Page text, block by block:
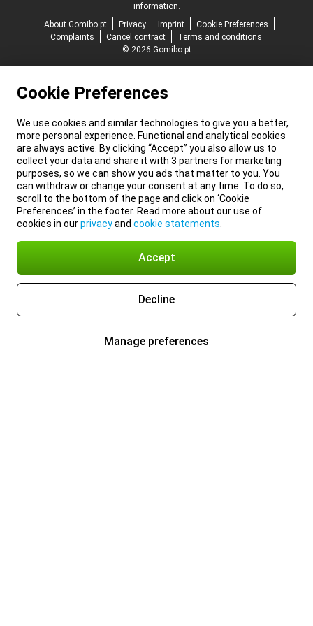
information.
About Gomibo.pt
Privacy Imprint
Cookie Preferences
Complaints
Cancel contract
Terms and conditions
© 2026 Gomibo.pt
Cookie Preferences
We use cookies and similar technologies to give you a better,
more personal experience. Functional and analytical cookies
are always active. By clicking “Accept” you also allow us to
collect your data and share it with 3 partners for marketing
purposes, so we can show you ads that matter to you. You
can withdraw or change your consent at any time. To do so,
scroll to the bottom of the page and click on ‘Cookie
Preferences’ in the footer. Read more about our use of
cookies in ourprivacyand cookie statements
Accept
Decline
Manage preferences